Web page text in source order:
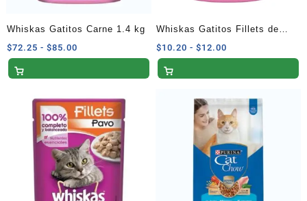
Whiskas Gatitos Carne 1.4 kg
$72.25 - $85.00
de
$72.25
hasta
$85.00
Whiskas Gatitos Fillets de
Res 85g
$10.20 - $12.00
de
$10.20
hasta
$12.00